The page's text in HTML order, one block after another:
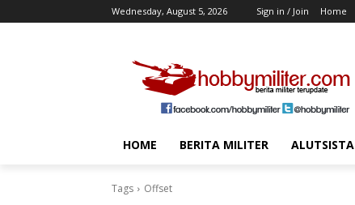
Wednesday, August 5, 2026 Sign in / Join Home
HOME BERITA MILITER ALUTSISTA
Tags Offset